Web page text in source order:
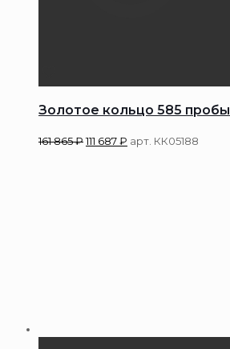
Золотое кольцо 585 пробы
161 865₽111 687₽ арт. КК05188